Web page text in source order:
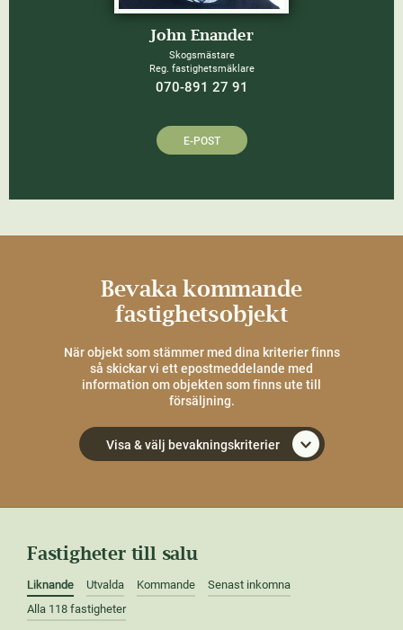
John Enander
Skogsmästare
Reg. fastighetsmäklare
070-891 27 91
E-POST
Bevaka kommande
fastighetsobjekt
När objekt som stämmer med dina kriterier finns
så skickar vi ett epostmeddelande med
information om objekten som finns ute till
försäljning.
Visa & välj bevakningskriterier
Fastigheter till salu
Liknande Utvalda Kommande
Senast inkomna
Alla 118 fastigheter